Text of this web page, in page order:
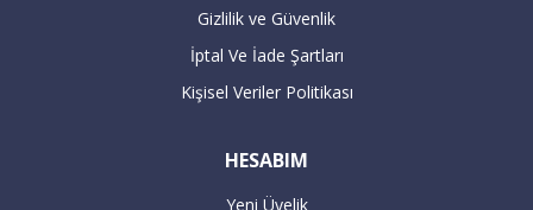
Gizlilik ve Güvenlik
İptal Ve İade Şartları
Kişisel Veriler Politikası
HESABIM
Yeni Üyelik